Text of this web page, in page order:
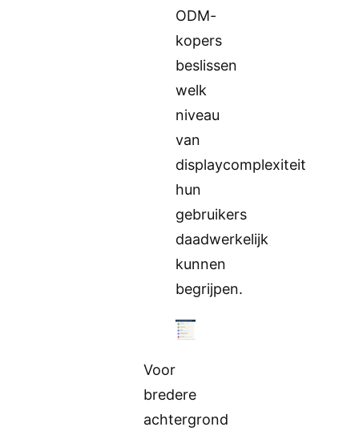
ODM-
kopers
beslissen
welk
niveau
van
displaycomplexiteit
hun
gebruikers
daadwerkelijk
kunnen
begrijpen.
Voor
bredere
achtergrond